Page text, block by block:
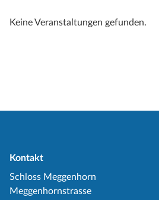
Keine Veranstaltungen gefunden.
Kontakt
Schloss Meggenhorn
Meggenhornstrasse